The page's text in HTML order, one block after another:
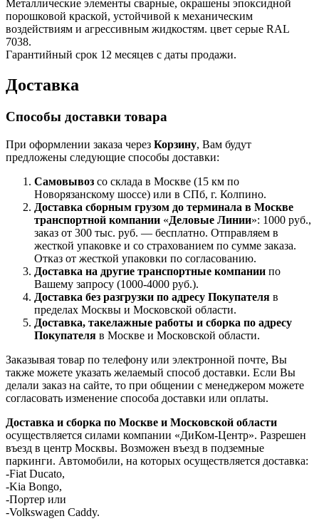
Металлические элементы сварные, окрашены эпоксидной
порошковой краской, устойчивой к механическим
воздействиям и агрессивным жидкостям. цвет серые RAL
7038.
Гарантийный срок 12 месяцев с даты продажи.
Доставка
Способы доставки товара
При оформлении заказа через Корзину, Вам будут
предложены следующие способы доставки:
Самовывоз со склада в Москве (15 км по
Новорязанскому шоссе) или в СПб, г. Колпино.
Доставка сборным грузом до терминала в Москве
транспортной компании «Деловые Линии»: 1000 руб.,
заказ от 300 тыс. руб. — бесплатно. Отправляем в
жесткой упаковке и со страхованием по сумме заказа.
Отказ от жесткой упаковки по согласованию.
Доставка на другие транспортные компании по
Вашему запросу (1000-4000 руб.).
Доставка без разгрузки по адресу Покупателя в
пределах Москвы и Московской области.
Доставка, такелажные работы и сборка по адресу
Покупателя в Москве и Московской области.
Заказывая товар по телефону или электронной почте, Вы
также можете указать желаемый способ доставки. Если Вы
делали заказ на сайте, то при общении с менеджером можете
согласовать изменение способа доставки или оплаты.
Доставка и сборка по Москве и Московской области
осуществляется силами компании «ДиКом-Центр». Разрешен
въезд в центр Москвы. Возможен въезд в подземные
паркинги. Автомобили, на которых осуществляется доставка:
-Fiat Ducato,
-Kia Bongo,
-Портер или
-Volkswagen Caddy.